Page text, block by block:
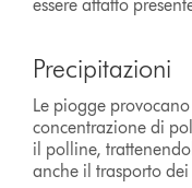
essere affatto
Precipitazioni
Le piogge
concentrazione di
il polline,
anche il trasporto